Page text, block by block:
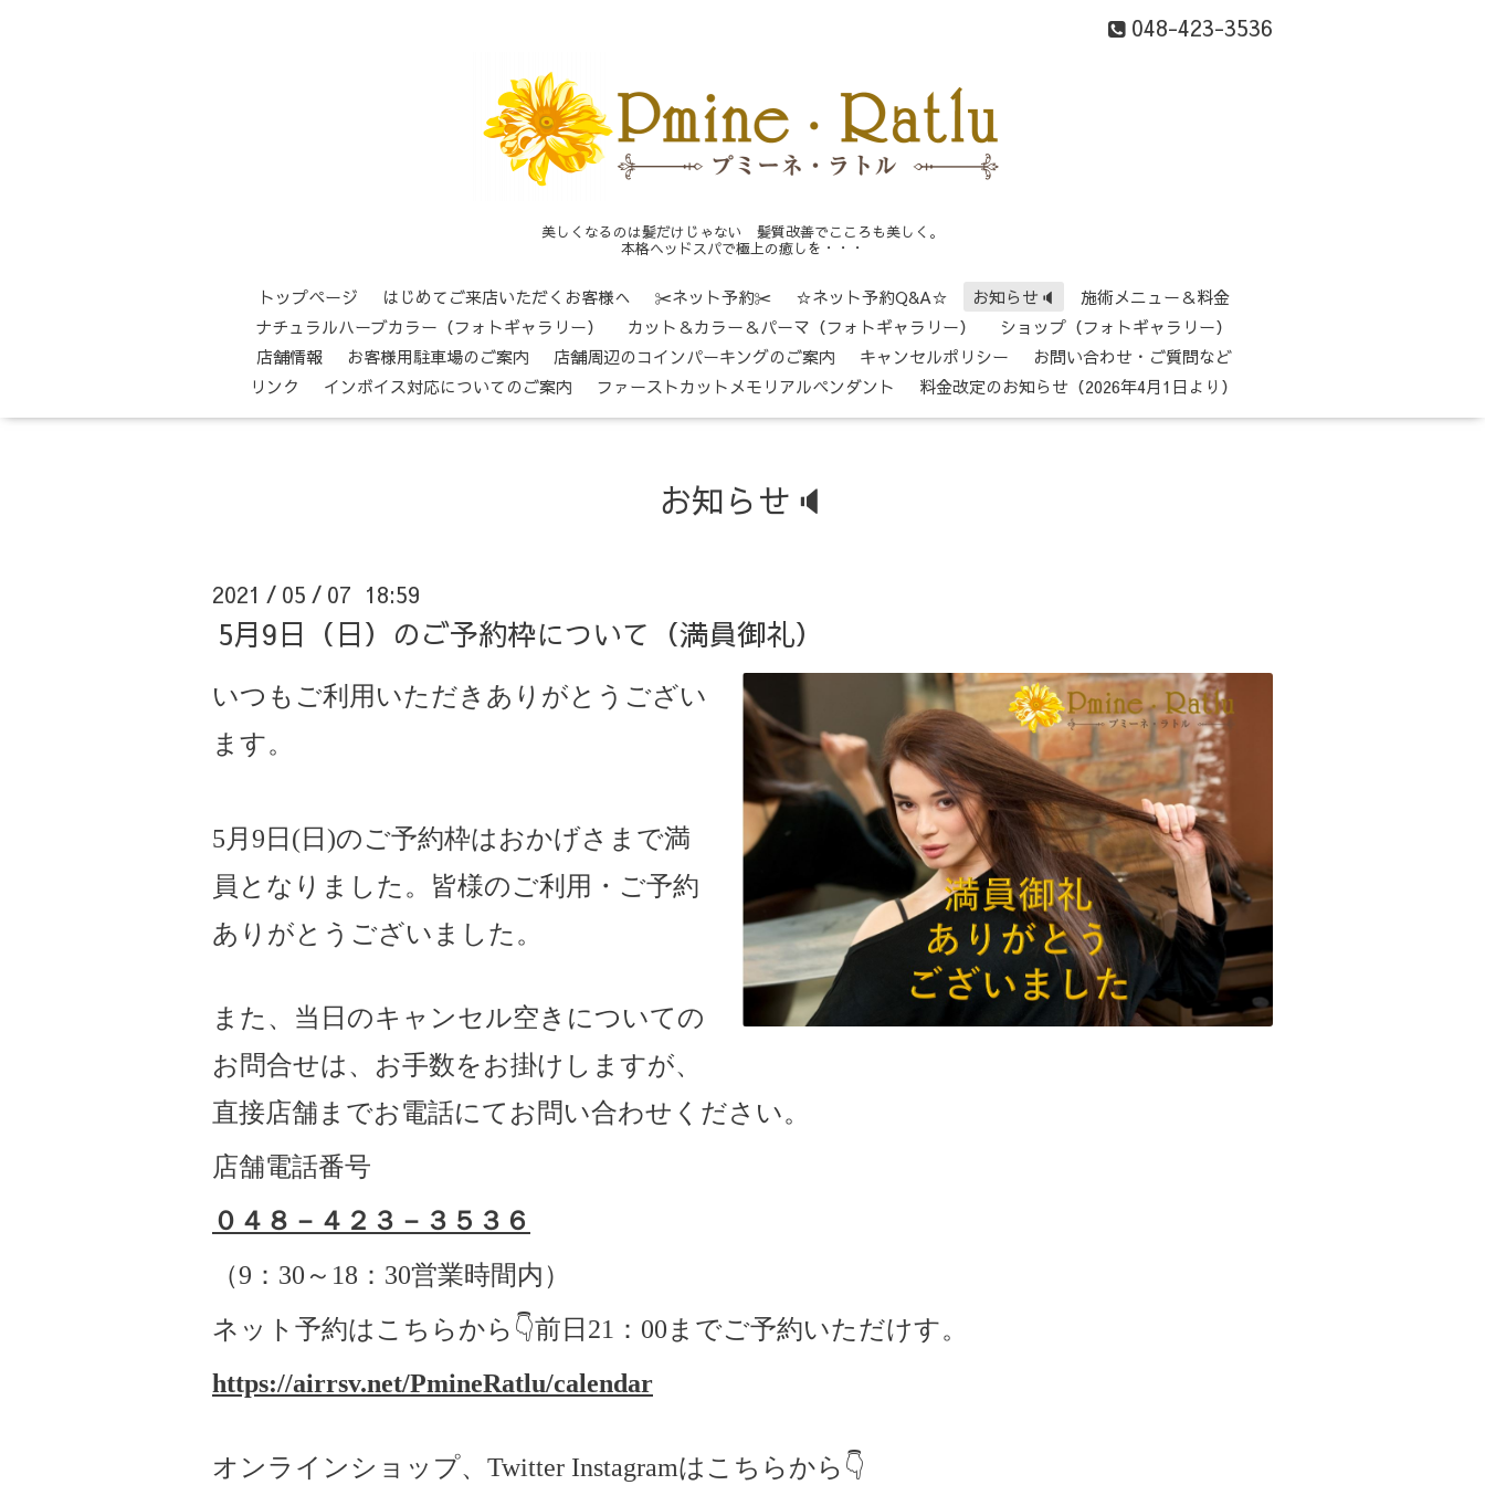
048-423-3536
美しくなるのは髪だけじゃない 髪質改善でこころも美しく。
本格ヘッドスパで極上の癒しを・・・
トップページ はじめてご来店いただくお客様へ ✂ネット予約✂ ☆ネット予約Q&A☆ お知らせ🔈
施術メニュー＆料金
ナチュラルハーブカラー（フォトギャラリー）
カット＆カラー＆パーマ（フォトギャラリー）
ショップ（フォトギャラリー）
店舗情報
お客様用駐車場のご案内 店舗周辺のコインパーキングのご案内 キャンセルポリシー
お問い合わせ・ご質問など
リンク
インボイス対応についてのご案内 ファーストカットメモリアルペンダント 料金改定のお知らせ（2026年4月1日より）
お知らせ🔈
2021 / 05 / 07 18:59
5月9日（日）のご予約枠について（満員御礼）
いつもご利用いただきありがとうござい
ます。
5月9日(日)のご予約枠はおかげさまで満
員となりました。皆様のご利用・ご予約
ありがとうございました。
また、当日のキャンセル空きについての
お問合せは、お手数をお掛けしますが、
直接店舗までお電話にてお問い合わせください。
店舗電話番号
０４８－４２３－３５３６
（9 ： 30 ～ 18 ： 30営業時間内）
ネット予約はこちらから 👇前日 21 ： 00 までご予約いただけす。
https://airrsv.net/PmineRatlu/calendar
オンラインショップ、Twitter Instagramはこちらから👇